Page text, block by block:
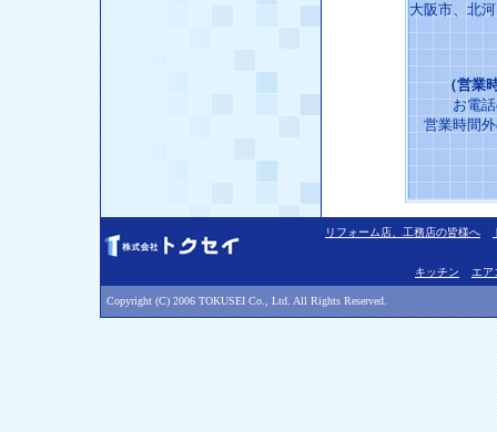
大阪市、北
（営業
お電
営業時間
リフォーム店、工務店の皆様へ
キッチン エア
Copyright (C) 2006 TOKUSEI Co., Ltd. All Rights Reserved.